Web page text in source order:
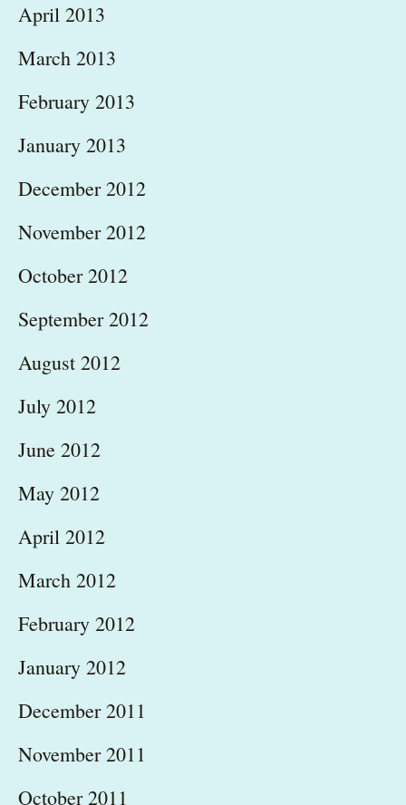
April 2013
March 2013
February 2013
January 2013
December 2012
November 2012
October 2012
September 2012
August 2012
July 2012
June 2012
May 2012
April 2012
March 2012
February 2012
January 2012
December 2011
November 2011
October 2011